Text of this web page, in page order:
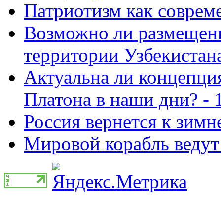
Патриотизм как
Возможно ли
территории
Актуальна ли
Платона в наши дни? -
Россия вернется к
Мировой корабль